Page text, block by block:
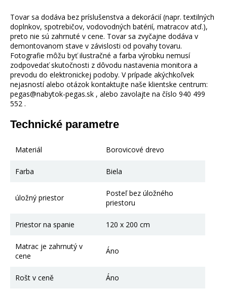
Tovar sa dodáva bez príslušenstva a dekorácií (napr. textilných
doplnkov, spotrebičov, vodovodných batérií, matracov atď.),
preto nie sú zahrnuté v cene. Tovar sa zvyčajne dodáva v
demontovanom stave v závislosti od povahy tovaru.
Fotografie môžu byť ilustračné a farba výrobku nemusí
zodpovedať skutočnosti z dôvodu nastavenia monitora a
prevodu do elektronickej podoby. V prípade akýchkoľvek
nejasností alebo otázok kontaktujte naše klientske centrum:
pegas@nabytok-pegas.sk , alebo zavolajte na číslo 940 499
552 .
Technické parametre
Materiál Borovicové drevo
Farba Biela
úložný priestor
Posteľ bez úložného
priestoru
Priestor na spanie 120 x 200 cm
Matrac je zahrnutý v
cene
Áno
Rošt v ceně Áno